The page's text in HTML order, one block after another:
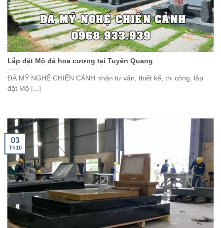
Lắp đặt Mộ đá hoa cương tại Tuyên Quang
ĐÁ MỸ NGHỆ CHIẾN CẢNH nhận tư vấn, thiết kế, thi công, lắp
đặt Mộ [...]
03
Th10